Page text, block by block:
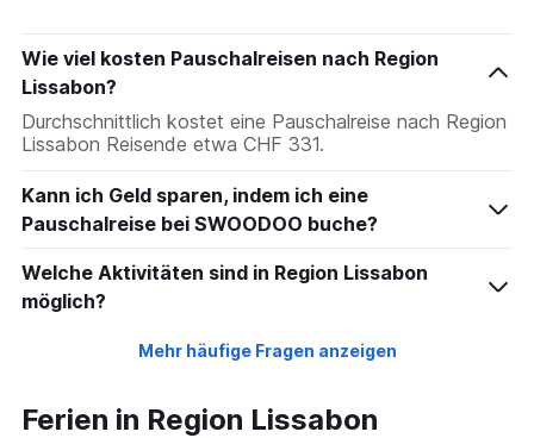
Wie viel kosten Pauschalreisen nach Region
Lissabon?
Durchschnittlich kostet eine Pauschalreise nach Region
Lissabon Reisende etwa CHF 331.
Kann ich Geld sparen, indem ich eine
Pauschalreise bei SWOODOO buche?
Welche Aktivitäten sind in Region Lissabon
möglich?
Mehr häufige Fragen anzeigen
Ferien in Region Lissabon